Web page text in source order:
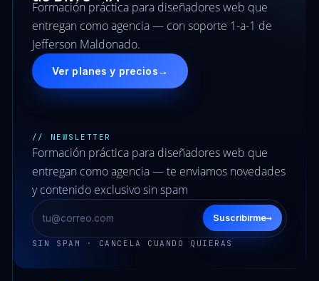
Formación práctica para diseñadores web que
entregan como agencia — con soporte 1-a-1 de
Jefferson Maldonado.
Ver planes y precios→
// NEWSLETTER
Formación práctica para diseñadores web que
entregan como agencia — te enviamos novedades
y contenido exclusivo sin spam
Suscribirme→
SIN SPAM · CANCELA CUANDO QUIERAS